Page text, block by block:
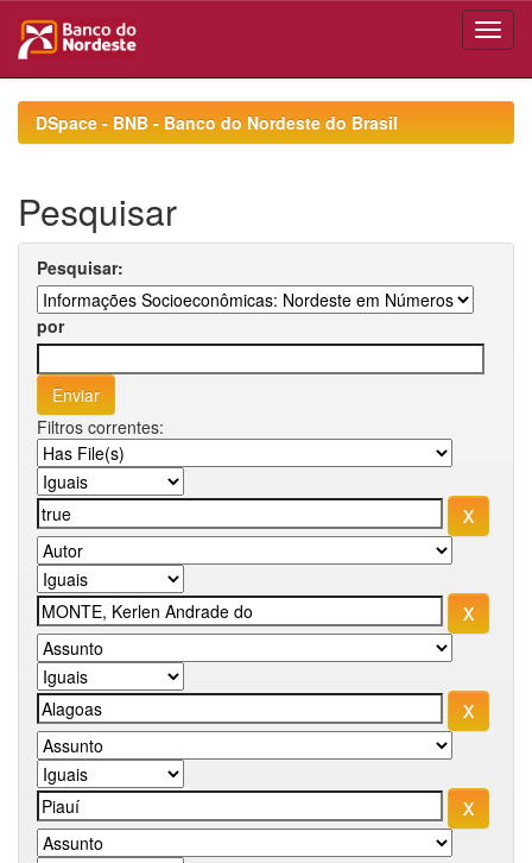
navigationDSpace - BNB - Banco do Nordeste do Brasil
Pesquisar
Pesquisar:
por
Filtros correntes: